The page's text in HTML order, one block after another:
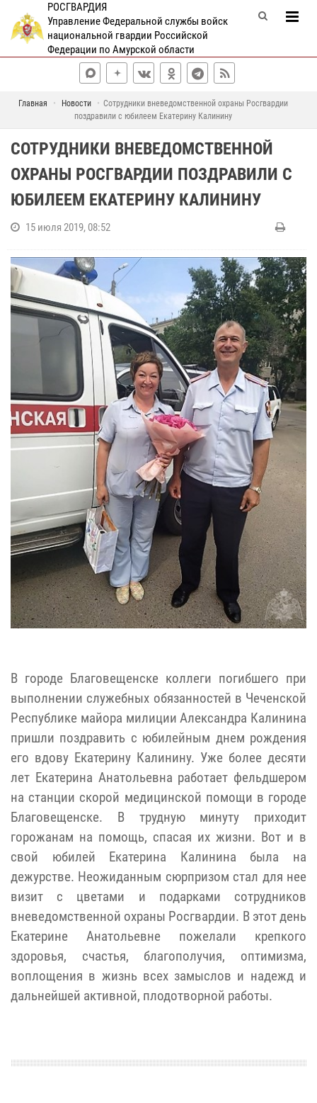
РОСГВАРДИЯ
Управление Федеральной службы войск
национальной гвардии Российской
Федерации по Амурской области
Главная Новости
Сотрудники вневедомственной охраны Росгвардии
поздравили с юбилеем Екатерину Калинину
СОТРУДНИКИ ВНЕВЕДОМСТВЕННОЙ
ОХРАНЫ РОСГВАРДИИ ПОЗДРАВИЛИ С
ЮБИЛЕЕМ ЕКАТЕРИНУ КАЛИНИНУ
15 июля 2019, 08:52
В городе Благовещенске коллеги погибшего при
выполнении служебных обязанностей в Чеченской
Республике майора милиции Александра Калинина
пришли поздравить с юбилейным днем рождения
его вдову Екатерину Калинину. Уже более десяти
лет Екатерина Анатольевна работает фельдшером
на станции скорой медицинской помощи в городе
Благовещенске. В трудную минуту приходит
горожанам на помощь, спасая их жизни. Вот и в
свой юбилей Екатерина Калинина была на
дежурстве. Неожиданным сюрпризом стал для нее
визит с цветами и подарками сотрудников
вневедомственной охраны Росгвардии. В этот день
Екатерине Анатольевне пожелали крепкого
здоровья, счастья, благополучия, оптимизма,
воплощения в жизнь всех замыслов и надежд и
дальнейшей активной, плодотворной работы.